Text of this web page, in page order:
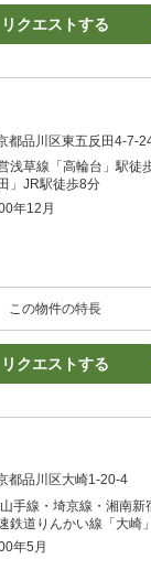
リクエストする
この物件の特長
都品川区東五反田4-7-
浅草線「高輪台」駅徒
」JR駅徒歩8分
年12月
リクエストする
都品川区大崎1-20-4
手線・埼京線・湘南新
鉄道りんかい線「大崎
年5月